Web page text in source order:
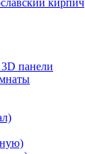
кирпич
панели